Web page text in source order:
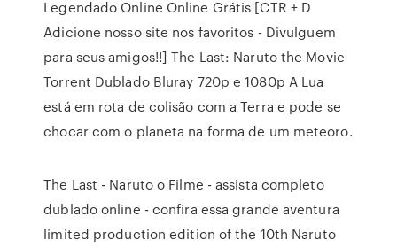
Legendado Online Online Grátis [CTR + D
Adicione nosso site nos favoritos - Divulguem
para seus amigos!!] The Last: Naruto the Movie
Torrent Dublado Bluray 720p e 1080p A Lua
está em rota de colisão com a Terra e pode se
chocar com o planeta na forma de um meteoro.
The Last - Naruto o Filme - assista completo
dublado online - confira essa grande aventura
limited production edition of the 10th Naruto